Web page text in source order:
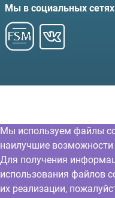
Мы в социальных сетях
Мы используем файлы
наилучшие возможности
Для получения
использования файлов
их реализации,